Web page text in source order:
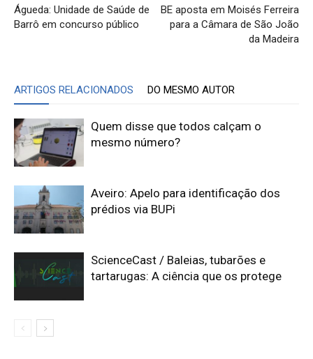
Águeda: Unidade de Saúde de
Barrô em concurso público
BE aposta em Moisés Ferreira
para a Câmara de São João
da Madeira
ARTIGOS RELACIONADOS DO MESMO AUTOR
Quem disse que todos calçam o
mesmo número?
Aveiro: Apelo para identificação dos
prédios via BUPi
ScienceCast / Baleias, tubarões e
tartarugas: A ciência que os protege